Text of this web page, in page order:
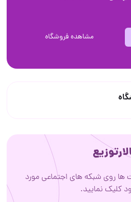
مشاهده فروشگاه
ها روی شبکه های اجتماعی مورد
کلیک نمایید.